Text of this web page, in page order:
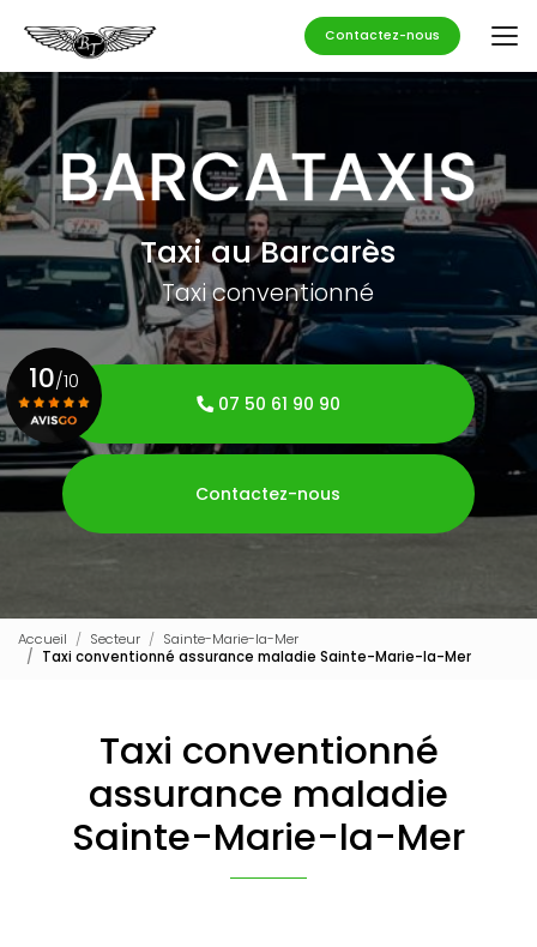
contenu
principal
Contactez-nous
Taxi au Barcarès
Taxi conventionné
07 50 61 90 90
Contactez-nous
10/10
Voir le certificat
Accueil Secteur
Sainte-Marie-la-Mer
Taxi conventionné assurance maladie Sainte-Marie-la-Mer
Taxi conventionné
assurance maladie
Sainte-Marie-la-Mer